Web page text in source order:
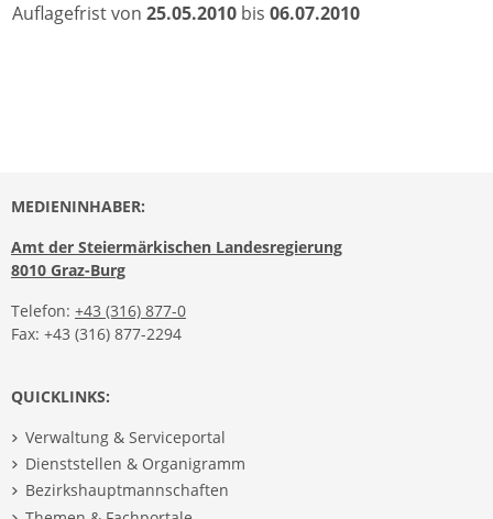
Auflagefrist von 25.05.2010 bis 06.07.2010
MEDIENINHABER:
Amt der Steiermärkischen Landesregierung
8010 Graz-Burg
Telefon: +43 (316) 877-0
Fax: +43 (316) 877-2294
QUICKLINKS:
Verwaltung & Serviceportal
Dienststellen & Organigramm
Bezirkshauptmannschaften